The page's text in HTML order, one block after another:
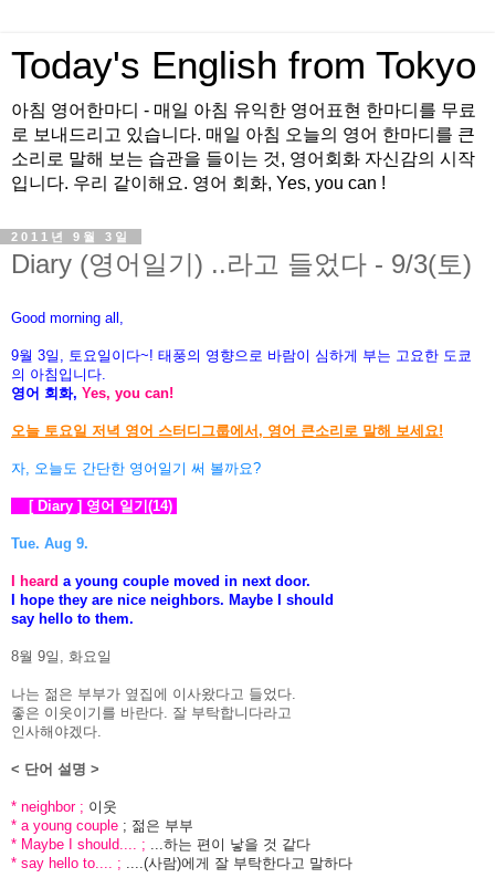
Today's English from Tokyo
아침 영어한마디 - 매일 아침 유익한 영어표현 한마디를 무료
로 보내드리고 있습니다. 매일 아침 오늘의 영어 한마디를 큰
소리로 말해 보는 습관을 들이는 것, 영어회화 자신감의 시작
입니다. 우리 같이해요. 영어 회화, Yes, you can !
2011년 9월 3일
Diary (영어일기) ..라고 들었다 - 9/3(토)
Good morning all,
9월 3일, 토요일이다~! 태풍의 영향으로 바람이 심하게 부는 고요한 도쿄
의 아침입니다.
영어 회화, Yes, you can!
오늘 토요일 저녁 영어 스터디그룹에서, 영어 큰소리로 말해 보세요!
자, 오늘도 간단한 영어일기 써 볼까요?
[ Diary ] 영어 일기(14)
Tue. Aug 9.
I heard a young couple moved in next door.
I hope they are nice neighbors. Maybe I should
say hello to them.
8월 9일, 화요일
나는 젊은 부부가 옆집에 이사왔다고 들었다.
좋은 이웃이기를 바란다. 잘 부탁합니다라고
인사해야겠다.
< 단어 설명 >
* neighbor ; 이웃
* a young couple ; 젊은 부부
* Maybe I should.... ; ...하는 편이 낳을 것 같다
* say hello to.... ; ....(사람)에게 잘 부탁한다고 말하다